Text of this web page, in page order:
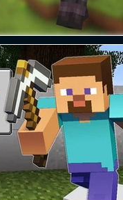
SOBREVIVÊNCIA
LUTA GRATUITO